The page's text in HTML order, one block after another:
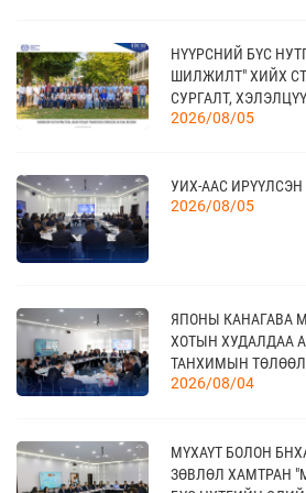
20
09 сар
КАНАД УЛС - ТОРОНТО
21
10 сар
TEX+ VISION KOREA
04
11 сар
ҮЗЭСГЭЛЭН
11 сар
АХУЙН САЛБАРЫН
НҮҮРСНИЙ БҮС
ШИЛЖИЛТ" ХИЙХ
СУРГАЛТ,
2026/08/05
УИХ-ААС ИРҮҮЛСЭН
2026/08/05
ЯПОНЫ КАНАГАВА
ХОТЫН ХУДАЛДАА
ТАНХИМЫН
ҮНДЭСНИЙ
2026/08/04
МҮХАҮТ БОЛОН
ЗӨВЛӨЛ ХАМТРАН